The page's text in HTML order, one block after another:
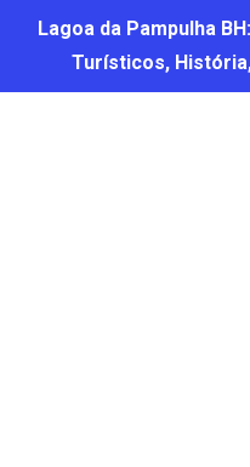
Lagoa da Pampulha
Turísticos,